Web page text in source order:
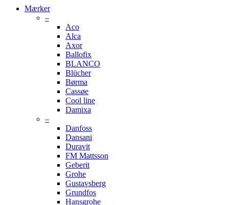
Mærker
–
Aco
Alca
Axor
Ballofix
BLANCO
Blücher
Børma
Cassøe
Cool line
Damixa
–
Danfoss
Dansani
Duravit
FM Mattsson
Geberit
Grohe
Gustavsberg
Grundfos
Hansgrohe